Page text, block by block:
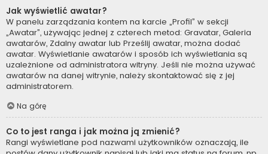
Jak wyświetlić awatar?
W panelu zarządzania kontem na karcie „Profil” w sekcji
„Awatar”, używając jednej z czterech metod: Gravatar, Galeria
awatarów, Zdalny awatar lub Prześlij awatar, można dodać
awatar. Wyświetlanie awatarów i sposób ich wyświetlania są
uzależnione od administratora witryny. Jeśli nie można używać
awatarów na danej witrynie, należy skontaktować się z jej
administratorem.
Na górę
Co to jest ranga i jak można ją zmienić?
Rangi wyświetlane pod nazwami użytkowników oznaczają, ile